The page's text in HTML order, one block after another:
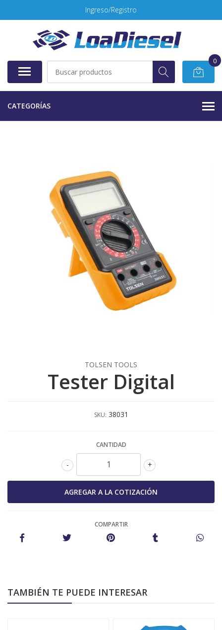
Ingreso/Registro
0
CATEGORÍAS
TOLSEN TOOLS
Tester Digital
SKU: 38031
CANTIDAD
+
-
COMPARTIR
TAMBIÉN TE PUEDE INTERESAR